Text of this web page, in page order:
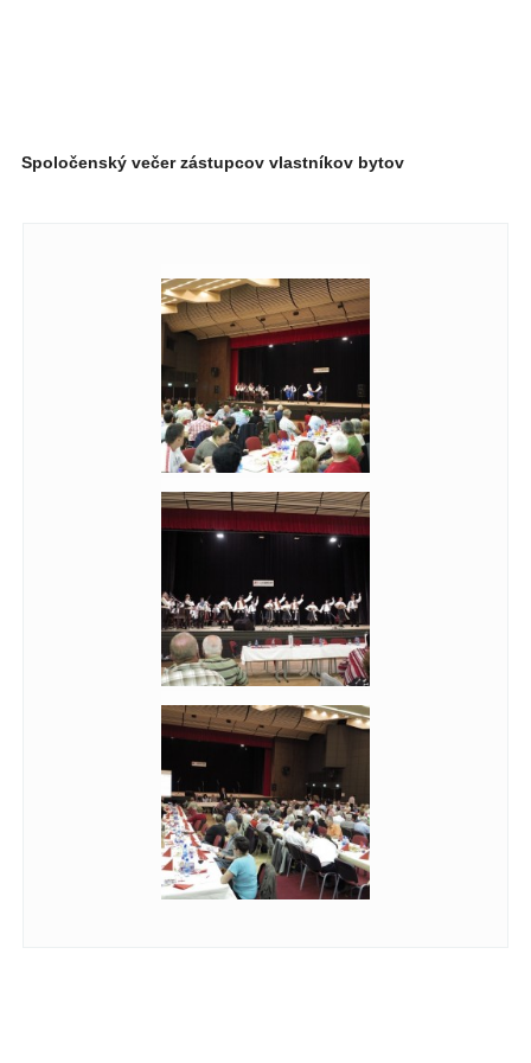
Spoločenský večer zástupcov vlastníkov bytov